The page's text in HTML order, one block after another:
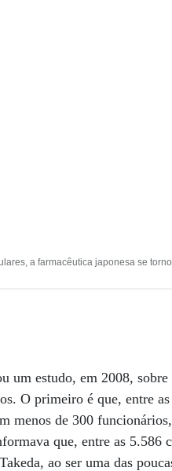
a farmacêutica japonesa se
um estudo, em 2008,
O primeiro é que, entre
menos de 300
que, entre as 5.586
ao ser uma das